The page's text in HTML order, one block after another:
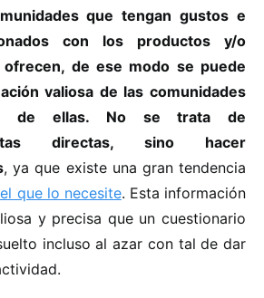
que tengan gustos e
con los productos y/o
de ese modo se puede
valiosa de las comunidades
de ellas. No se trata de
directas, sino hacer
, ya que existe una gran tendencia
que lo necesite. Esta información
y precisa que un cuestionario
incluso al azar con tal de dar